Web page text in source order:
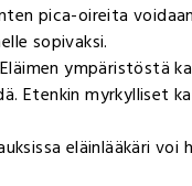
pica-oireita
sopivaksi.
ympäristöstä
Etenkin myrkylliset
eläinlääkäri